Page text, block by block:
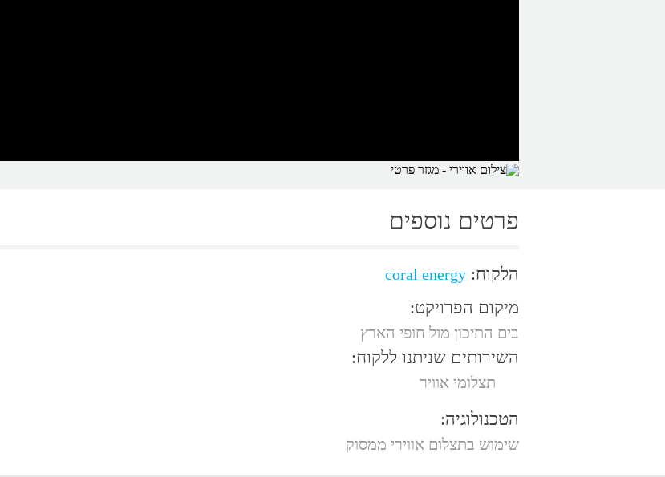
פרטים נוספים
הלקוח: coral energy
מיקום הפרויקט:
בים התיכון מול חופי הארץ
השירותים שניתנו ללקוח:
תצלומי אוויר
הטכנולוגיה:
שימוש בתצלום אווירי ממסוק